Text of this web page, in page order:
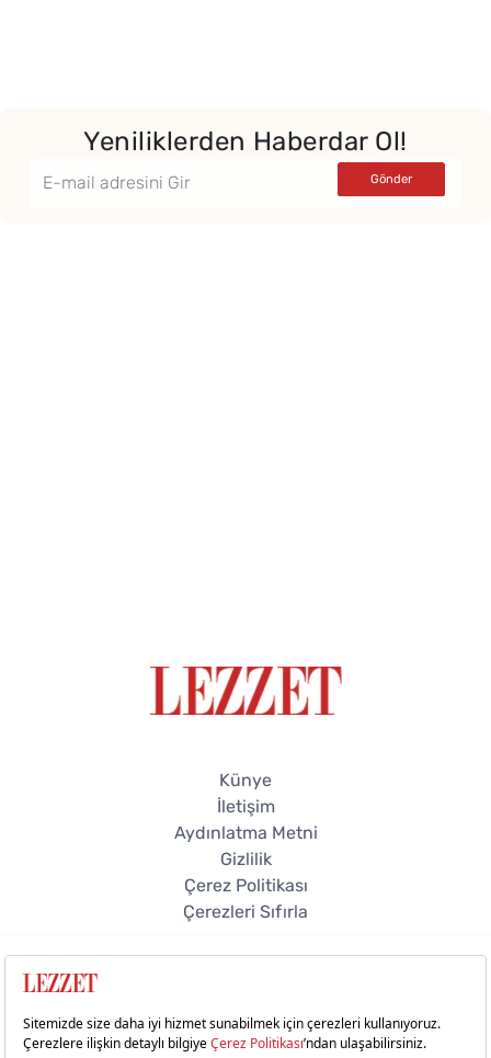
Yeniliklerden Haberdar Ol!
Künye
İletişim
Aydınlatma Metni
Gizlilik
Çerez Politikası
Çerezleri Sıfırla